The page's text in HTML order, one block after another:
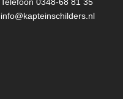
Telefoon 0348-68 81 35
info@kapteinschilders.nl